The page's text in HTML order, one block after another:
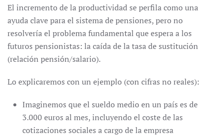
El incremento de la productividad se perfila como una
ayuda clave para el sistema de pensiones, pero no
resolvería el problema fundamental que espera a los
futuros pensionistas: la caída de la tasa de sustitución
(relación pensión/salario).
Lo explicaremos con un ejemplo (con cifras no reales):
Imaginemos que el sueldo medio en un país es de
3.000 euros al mes, incluyendo el coste de las
cotizaciones sociales a cargo de la empresa